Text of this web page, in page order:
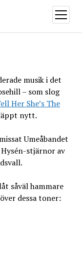
öppna
meny
musik i det
– som slog
Her She’s The
nytt.
Umeåbandet
stjärnor av
såväl hammare
dessa toner: